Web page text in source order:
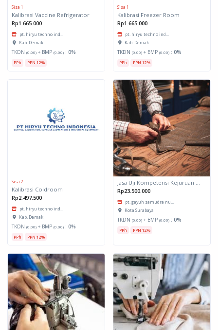
Sisa 1
Kalibrasi Vaccine Refrigerator
Rp1.665.000
pt. hiryu techno ind...
Kab. Demak
TKDN (0.00) + BMP (0.00) : 0%
PPh PPN 12%
Sisa 1
Kalibrasi Freezer Room
Rp1.665.000
pt. hiryu techno ind...
Kab. Demak
TKDN (0.00) + BMP (0.00) : 0%
PPh PPN 12%
Sisa 2
Kalibrasi Coldroom
Rp2.497.500
pt. hiryu techno ind...
Kab. Demak
TKDN (0.00) + BMP (0.00) : 0%
PPh PPN 12%
Rp23.500.000
pt. gayuh samudra nu...
Kota Surabaya
TKDN (0.00) + BMP (0.00) : 0%
PPh PPN 12%